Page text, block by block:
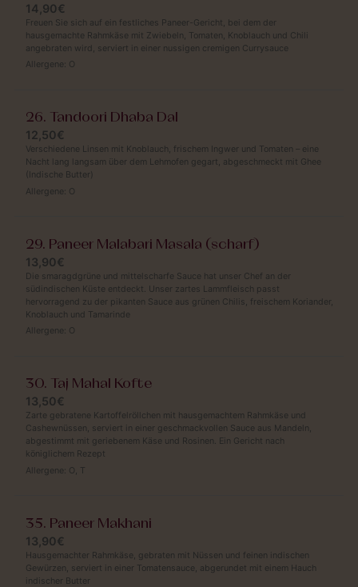
14,90€
Freuen Sie sich auf ein festliches Paneer-Gericht, bei dem der
hausgemachte Rahmkäse mit Zwiebeln, Tomaten, Knoblauch und Chili
angebraten wird, serviert in einer nussigen cremigen Currysauce
Allergene: O
26. Tandoori Dhaba Dal
12,50€
Verschiedene Linsen mit Knoblauch, frischem Ingwer und Tomaten – eine
Nacht lang langsam über dem Lehmofen gegart, abgeschmeckt mit Ghee
(Indische Butter)
Allergene:
O
29. Paneer Malabari Masala (scharf)
13,90€
Die smaragdgrüne und mittelscharfe Sauce hat unser Chef an der
südindischen Küste entdeckt. Unser zartes Lammfleisch passt
hervorragend zu der pikanten Sauce aus grünen Chilis, freischem Koriander,
Knoblauch und Tamarinde
Allergene: O
30. Taj Mahal Kofte
13,50€
Zarte gebratene Kartoffelröllchen mit hausgemachtem Rahmkäse und
Cashewnüssen, serviert in einer geschmackvollen Sauce aus Mandeln,
abgestimmt mit geriebenem Käse und Rosinen. Ein Gericht nach
königlichem Rezept
Allergene:
O T
35. Paneer Makhani
13,90€
Hausgemachter Rahmkäse, gebraten mit Nüssen und feinen indischen
Gewürzen, serviert in einer Tomatensauce, abgerundet mit einem Hauch
indischer Butter